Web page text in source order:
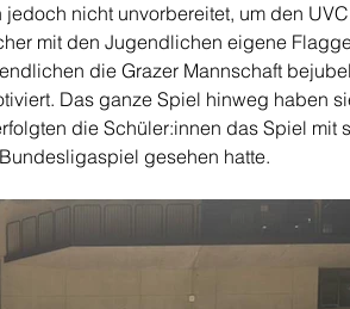
nicht unvorbereitet, um den
mit den Jugendlichen eigene
die Grazer Mannschaft
Das ganze Spiel hinweg haben
die Schüler:innen das Spiel mit
gesehen hatte.